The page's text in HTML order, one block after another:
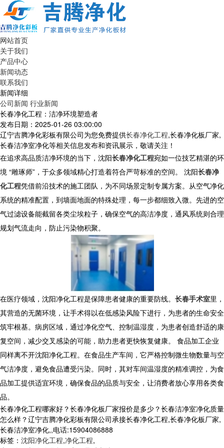
网站首页
关于我们
产品中心
新闻动态
联系我们
新闻详细
公司新闻 行业新闻
长春净化工程：洁净环境塑造者
发布日期：2025-01-26 03:00:00
辽宁吉腾净化彩板有限公司为您免费提供长春净化工程,长春净化板厂家,
长春洁净室净化等相关信息发布和资讯展示，敬请关注！
在追求高品质洁净环境的当下，沈阳长春净化工程宛如一位技艺精湛的环
境 “雕琢师”，于众多领域精心打造着符合严苛标准的空间。 沈阳长春净
化工程凭借前沿技术的施工团队，为不同场景定制专属方案。从空气净化
系统的精准配置，到墙面地面的特殊处理，每一步都细致入微。先进的空
气过滤设备能截留各类尘埃粒子，确保空气的高洁净度，通风系统则合理
规划气流走向，防止污染物积聚。
在医疗领域，沈阳净化工程是保障患者健康的重要防线。 长春手术室里，
其营造的无菌环境，让手术得以在低感染风险下进行，为患者的生命安全
筑牢根基。病房区域，通过净化空气、控制温湿度，为患者创造舒适的康
复空间，减少交叉感染的可能，助力患者更快恢复健康。 食品加工企业
同样离不开沈阳净化工程。在食品生产车间，它严格控制微生物数量与空
气洁净度，避免食品遭受污染。同时，其对车间温湿度的精准调控，为食
品加工提供适宜环境，确保食品的品质与安全，让消费者放心享用各类食
品。
长春净化工程哪家好？长春净化板厂家报价是多少？长春洁净室净化质量
怎么样？辽宁吉腾净化彩板有限公司承接长春净化工程,长春净化板厂家,
长春洁净室净化,,电话:15904086888
标签： 沈阳净化工程,净化工程,